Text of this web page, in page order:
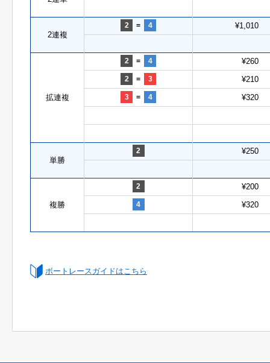
2連複
2 = 4 ¥1,010
拡連複
2 = 4 ¥260
2 = 3 ¥210
3 = 4 ¥320
単勝
2 ¥250
複勝
2 ¥200
4 ¥320
ボートレースガイドはこちら